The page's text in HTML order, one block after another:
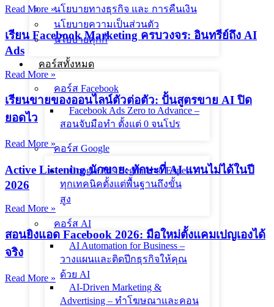
นโยบายทางธุรกิจ และ การคืนเงิน
นโยบายความเป็นส่วนตัว
นโยบายคุกกี้
คอร์สทั้งหมด
คอร์ส Facebook
Facebook Ads Zero to Advance –
สอนจับมือทำ ตั้งแต่ 0 จนโปร
คอร์ส Google
Google Ads Beginner to Expert –
ทุกเทคนิคตั้งแต่พื้นฐานถึงขั้น
สูง
คอร์ส AI
AI Automation for Business –
วางแผนและติดปีกธุรกิจให้คุณ
ด้วย AI
AI-Driven Marketing &
Advertising – ทำโฆษณาและคอน
Read More »
เรียน Facebook Marketing ครบวงจร: อินทรีย์ถึง AI
Ads
Read More »
เรียนขายของออนไลน์ตัวต่อตัว: ปั้นสูตรขาย AI ปิด
ยอดไว
Read More »
Active Listening นักขาย: ทักษะที่ AI แทนไม่ได้ในปี
2026
Read More »
สอนยิงแอด Facebook 2026: มือใหม่ตั้งแคมเปญเองได้
จริง
Read More »